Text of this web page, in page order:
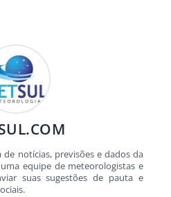
notícias, previsões e dados da
equipe de meteorologistas e
suas sugestões de pauta e